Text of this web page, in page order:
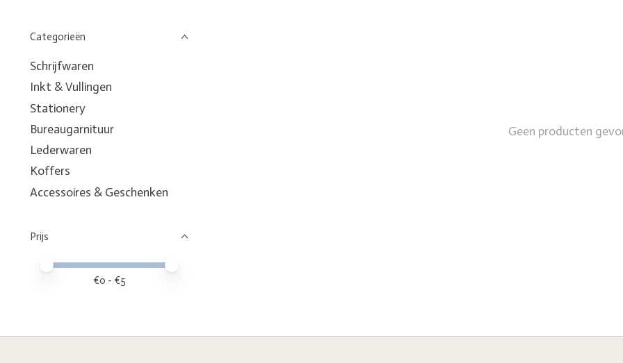
Categorieën
Schrijfwaren
Inkt & Vullingen
Stationery
Bureaugarnituur
Lederwaren
Koffers
Accessoires & Geschenken
Prijs
Minimale prijswaarde
Price maximum value
€0 - €5
Geen producten